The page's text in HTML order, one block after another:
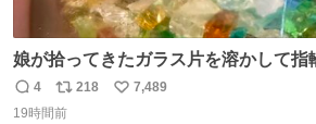
娘が拾ってきたガラス片を溶かして指
返
信
4
リ
ポ
218
い
7,489
19時間前